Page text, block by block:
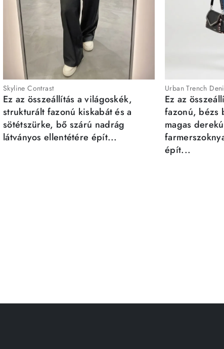
Skyline Contrast
Ez az összeállítás a világoskék,
strukturált fazonú kiskabát és a
sötétszürke, bő szárú nadrág
látványos ellentétére épít...
Urban Trench
Ez az
fazonú, bézs
magas
épít...